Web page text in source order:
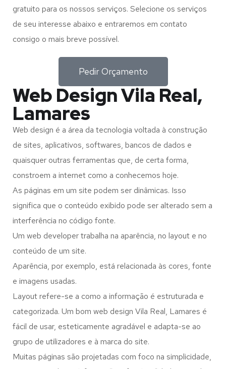
gratuito para os nossos serviços. Selecione os serviços
de seu interesse abaixo e entraremos em contato
consigo o mais breve possível.
Pedir Orçamento
Web Design Vila Real,
Lamares
Web design é a área da tecnologia voltada à construção
de sites, aplicativos, softwares, bancos de dados e
quaisquer outras ferramentas que, de certa forma,
constroem a internet como a conhecemos hoje.
As páginas em um site podem ser dinâmicas. Isso
significa que o conteúdo exibido pode ser alterado sem a
interferência no código fonte.
Um web developer trabalha na aparência, no layout e no
conteúdo de um site.
Aparência, por exemplo, está relacionada às cores, fonte
e imagens usadas.
Layout refere-se a como a informação é estruturada e
categorizada. Um bom web design Vila Real, Lamares é
fácil de usar, esteticamente agradável e adapta-se ao
grupo de utilizadores e à marca do site.
Muitas páginas são projetadas com foco na simplicidade,